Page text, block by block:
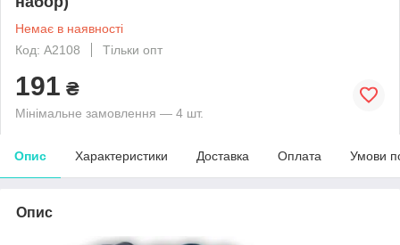
Немає в наявності
Код: A2108
Тільки опт
191 ₴
Мінімальне замовлення — 4 шт.
Опис Характеристики Доставка Оплата Умови
Опис